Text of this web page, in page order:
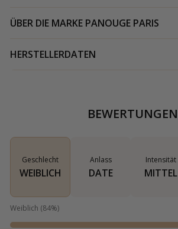
ÜBER DIE MARKE PANOUGE PARIS
HERSTELLERDATEN
BEWERTUNGEN
Geschlecht
WEIBLICH
Anlass
DATE
Intensität
MITTEL
Weiblich (84%)